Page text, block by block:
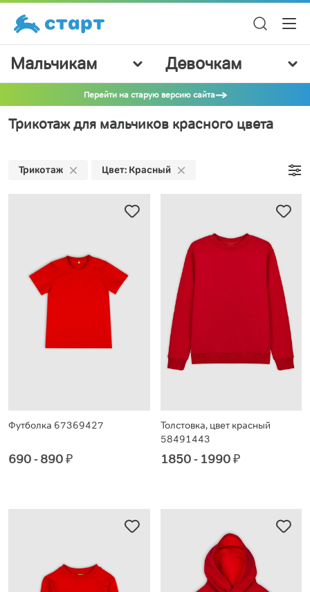
Мальчикам Девочкам
Перейти на старую версию сайта
Трикотаж для мальчиков красного цвета
Трикотаж Цвет: Красный
Футболка 67369427
690 - 890₽
Толстовка, цвет красный
58491443
1850 - 1990₽